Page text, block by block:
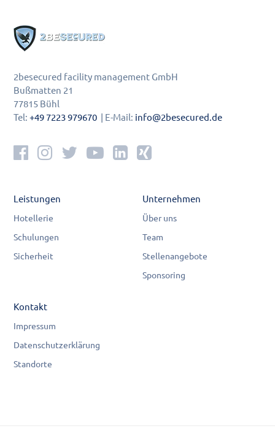
2besecured facility management GmbH
Bußmatten 21
77815 Bühl
Tel:+49 7223 979670 | E-Mail: info@2besecured.de
Leistungen
Hotellerie
Schulungen
Sicherheit
Unternehmen
Über uns
Team
Stellenangebote
Sponsoring
Kontakt
Impressum
Datenschutzerklärung
Standorte